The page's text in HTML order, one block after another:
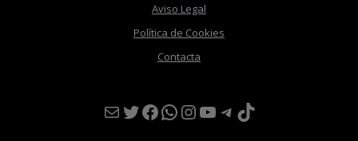
Aviso Legal
Política de Cookies
Contacta
Mail Twitter Facebook WhatsApp InstagramYouTube Telegram TikTok